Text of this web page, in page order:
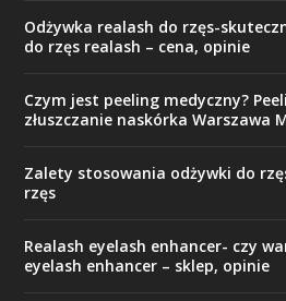
Odżywka realash do rzęs-
do rzęs realash – cena, opinie
Czym jest peeling medyczny?
złuszczanie naskórka Warszawa
Zalety stosowania odżywki do
rzęs
Realash eyelash enhancer- czy
eyelash enhancer – sklep, opinie